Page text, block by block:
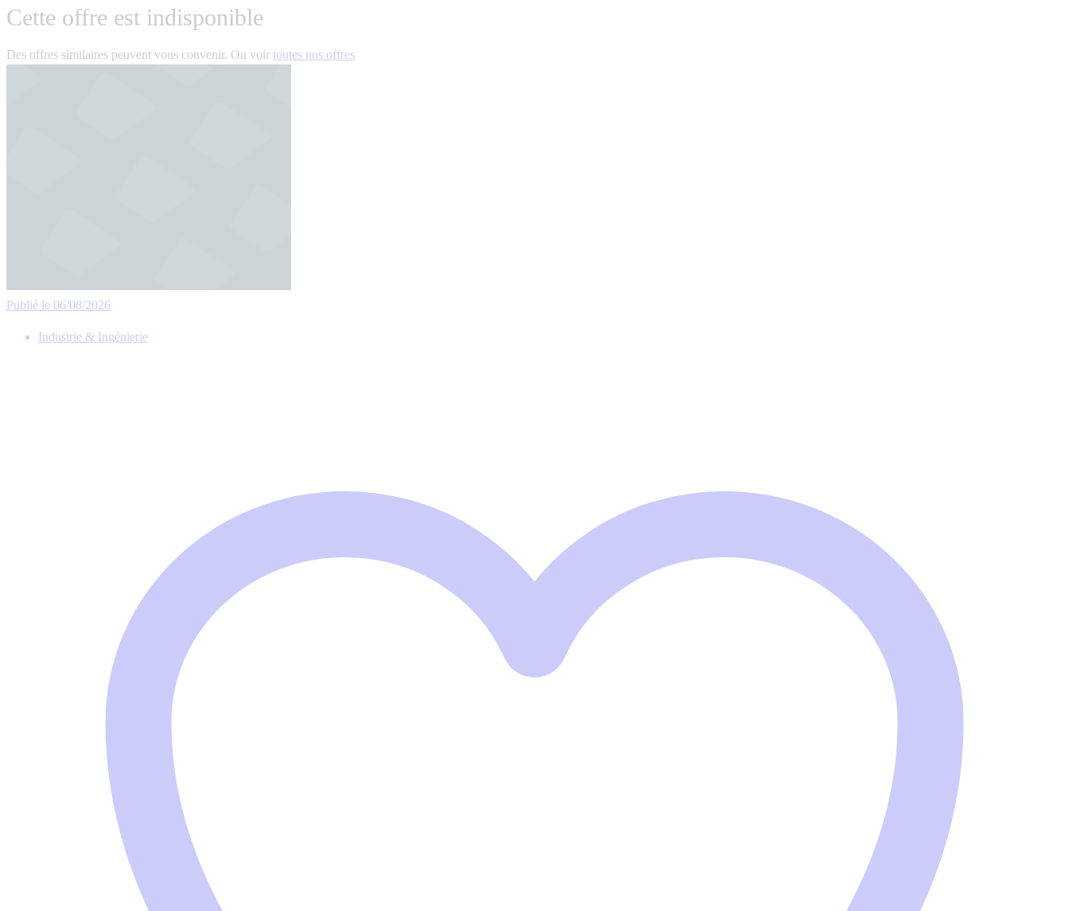
Cette offre est indisponible
Des offres similaires peuvent vous convenir. Ou voir toutes nos offres
Publié le 06/08/2026
Industrie & Ingénierie